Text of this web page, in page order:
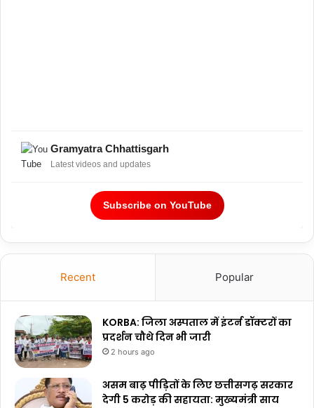
Gramyatra Chhattisgarh
Latest videos and updates
Subscribe on YouTube
Recent Popular
KORBA: जिला अस्पताल में इंटर्न डॉक्टरों का
प्रदर्शन चौथे दिन भी जारी
2 hours ago
असम बाढ़ पीड़ितों के लिए छत्तीसगढ़ सरकार
देगी ₹5 करोड़ की सहायता: मुख्यमंत्री साय